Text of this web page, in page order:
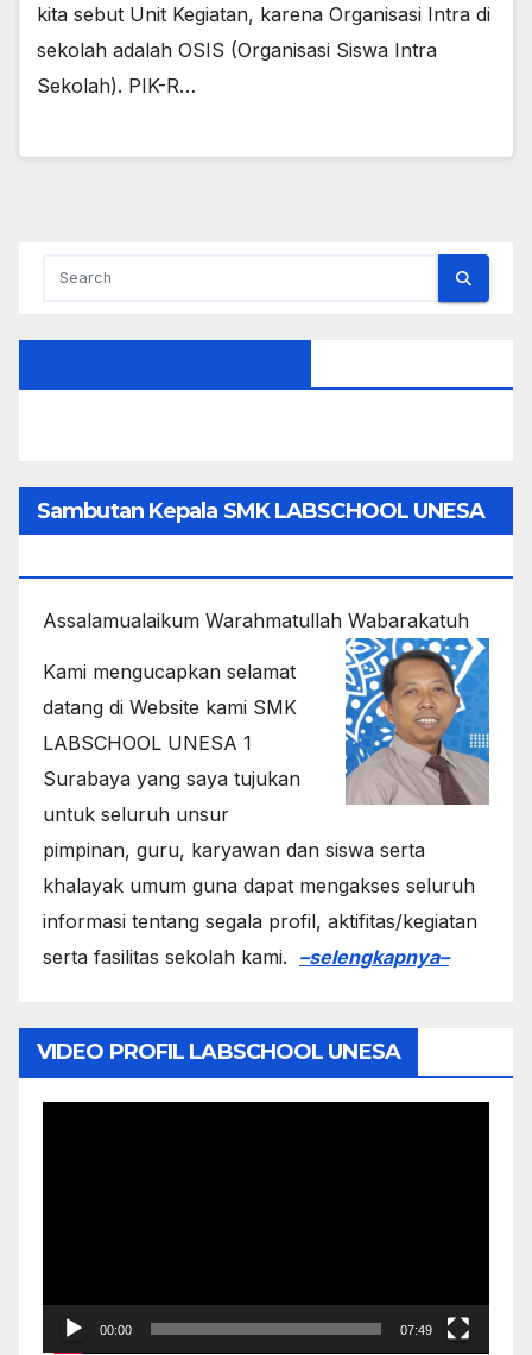
kita sebut Unit Kegiatan, karena Organisasi Intra di
sekolah adalah OSIS (Organisasi Siswa Intra
Sekolah). PIK-R…
Sambutan Kepala SMK LABSCHOOL UNESA
Assalamualaikum Warahmatullah Wabarakatuh
Kami mengucapkan selamat
datang di Website kami SMK
LABSCHOOL UNESA 1
Surabaya yang saya tujukan
untuk seluruh unsur
pimpinan, guru, karyawan dan siswa serta
khalayak umum guna dapat mengakses seluruh
informasi tentang segala profil, aktifitas/kegiatan
serta fasilitas sekolah kami. –selengkapnya–
VIDEO PROFIL LABSCHOOL UNESA
00:00 07:49